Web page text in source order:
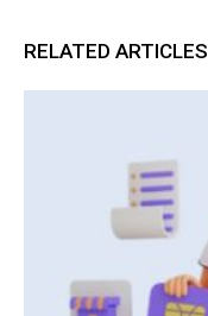
RELATED ARTICLES